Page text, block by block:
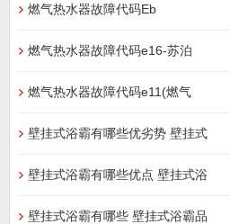
燃气热水器故障代码Eb
燃气热水器故障代码e16-苏泊
燃气热水器故障代码e11(燃气
壁挂式浴霸有哪些优劣势 壁挂式
壁挂式浴霸有哪些优点 壁挂式浴
壁挂式浴霸有哪些 壁挂式浴霸品